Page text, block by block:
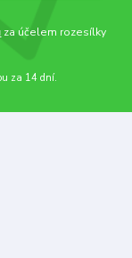
za účelem rozesílky
za 14 dní.